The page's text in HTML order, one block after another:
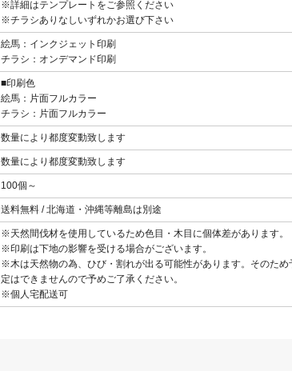
※詳細はテンプレートをご参照ください
※チラシありなしいずれかお選び下さい
絵馬：インクジェット印刷
チラシ：オンデマンド印刷
■印刷色
絵馬：片面フルカラー
チラシ：片面フルカラー
数量により都度変動致します
数量により都度変動致します
100個～
送料無料 / 北海道・沖縄等離島は別途
※天然間伐材を使用しているため色目・木目に個体差があります。
※印刷は下地の影響を受ける場合がございます。
※木は天然物の為、ひび・割れが出る可能性があります。そのた
定はできませんので予めご了承ください。
※個人宅配送可